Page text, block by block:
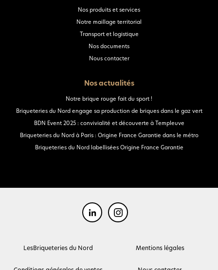
Nos produits et services
Notre maillage territorial
Transport et logistique
Nos documents
Nous contacter
Nos actualités
Notre brique rouge fait du sport !
Briqueteries du Nord engage sa production de briques dans le gaz vert
BDN Event 2025 : convivialité et découverte à Templeuve
Briqueteries du Nord à Paris : Origine France Garantie dans le métro
Briqueteries du Nord labellisées Origine France Garantie
LesBriqueteries du Nord Mentions légales